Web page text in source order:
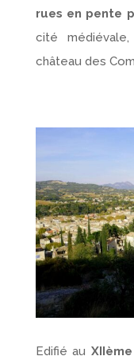
rues en pente
cité
château des
Edifié au